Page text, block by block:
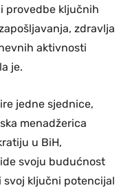
provedbe ključnih
zdravlja
aktivnosti
je.
jedne sjednice,
menadžerica
u BiH,
svoju budućnost
svoj ključni potencijal